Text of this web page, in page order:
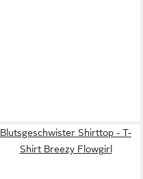
Blutsgeschwister Shirttop - T-
Shirt Breezy Flowgirl